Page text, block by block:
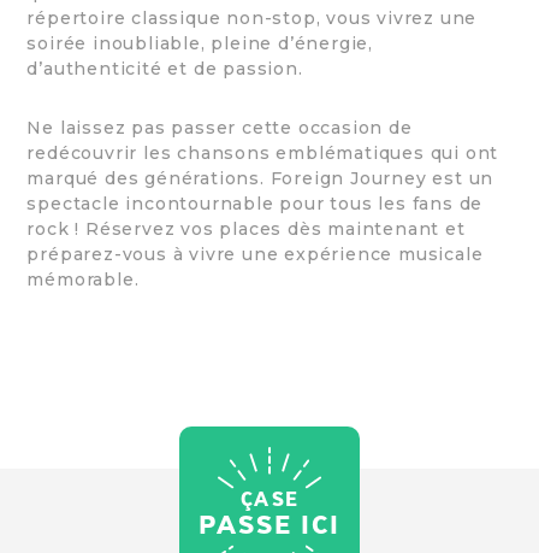
répertoire classique non-stop, vous vivrez une
soirée inoubliable, pleine d’énergie,
d’authenticité et de passion.
Ne laissez pas passer cette occasion de
redécouvrir les chansons emblématiques qui ont
marqué des générations. Foreign Journey est un
spectacle incontournable pour tous les fans de
rock ! Réservez vos places dès maintenant et
préparez-vous à vivre une expérience musicale
mémorable.
ÇA SE
PASSE ICI